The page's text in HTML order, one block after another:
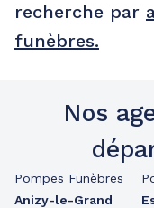
recherche par
funèbres.
Nos
Pompes Funèbres
Anizy-le-Grand